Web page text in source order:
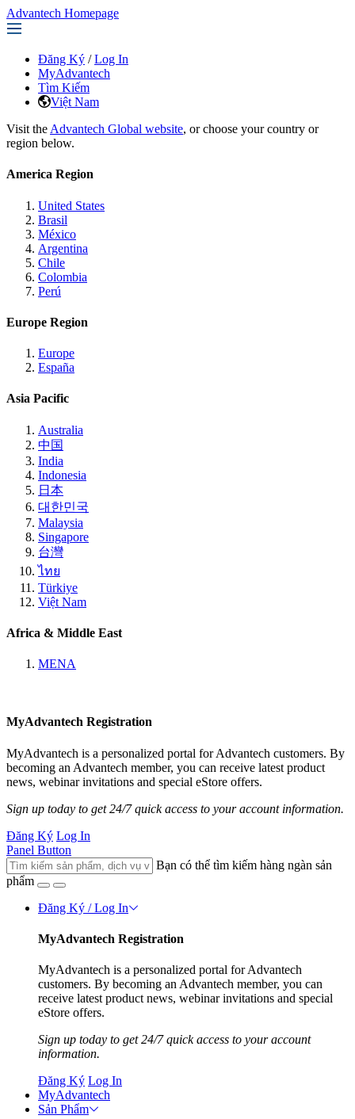
Advantech Homepage
Đăng Ký / Log In
MyAdvantech
Tìm Kiếm
Việt Nam
Visit the Advantech Global website, or choose your country or
region below.
America Region
United States
Brasil
México
Argentina
Chile
Colombia
Perú
Europe Region
Europe
España
Asia Pacific
Australia
中国
India
Indonesia
日本
대한민국
Malaysia
Singapore
台灣
ไทย
Türkiye
Việt Nam
Africa & Middle East
MENA
MyAdvantech Registration
MyAdvantech is a personalized portal for Advantech customers. By
becoming an Advantech member, you can receive latest product
news, webinar invitations and special eStore offers.
Sign up today to get 24/7 quick access to your account information.
Đăng Ký Log In
Panel Button
Bạn có thể tìm kiếm hàng ngàn sản
phẩm
Đăng Ký / Log In
MyAdvantech Registration
MyAdvantech is a personalized portal for Advantech
customers. By becoming an Advantech member, you can
receive latest product news, webinar invitations and special
eStore offers.
Sign up today to get 24/7 quick access to your account
information.
Đăng Ký Log In
MyAdvantech
Sản Phẩm